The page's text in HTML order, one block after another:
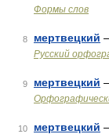
Формы слов
8 мертвецкий
Русский
9 мертвецкий
10 мертвецкий